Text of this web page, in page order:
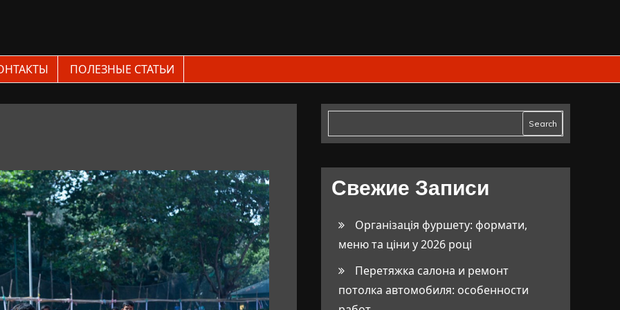
ПОЛЕЗНЫЕ СТАТЬИ
Search
Свежие Записи
Організація фуршету: формати,
меню та ціни у 2026 році
Перетяжка салона и ремонт
потолка автомобиля: особенности